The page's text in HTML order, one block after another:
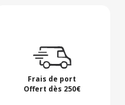
Frais de port
Offert dès 250€